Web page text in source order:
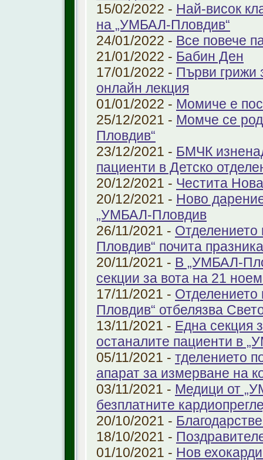
15/02/2022 - Най-висок
на „УМБАЛ-Пловдив“
24/01/2022 - Все повече
21/01/2022 - Бабин Ден
17/01/2022 - Първи грижи
онлайн лекция
01/01/2022 - Момиче е
25/12/2021 - Момче се
Пловдив“
23/12/2021 - БМЧК
пациенти в Детско
20/12/2021 - Честита
20/12/2021 - Ново
„УМБАЛ-Пловдив
26/11/2021 -
Пловдив“ почита
20/11/2021 - В „УМБАЛ-
секции за вота на 21
17/11/2021 -
Пловдив“ отбелязва
13/11/2021 - Една секция
останалите пациенти в
05/11/2021 - тделението
апарат за измерване на
03/11/2021 - Медици от
безплатните
20/10/2021 -
18/10/2021 -
01/10/2021 - Нов